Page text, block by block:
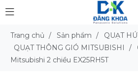
Trang chủ / Sản phẩm / QUẠT
QUẠT THÔNG GIÓ MITSUBISHI
/
Mitsubishi 2 chiều EX25RH5T